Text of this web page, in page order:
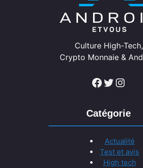
Culture High-Tech,
Crypto Monnaie &
Facebook Twitter Instagram
Catégorie
Actualité
Test et avis
High tech